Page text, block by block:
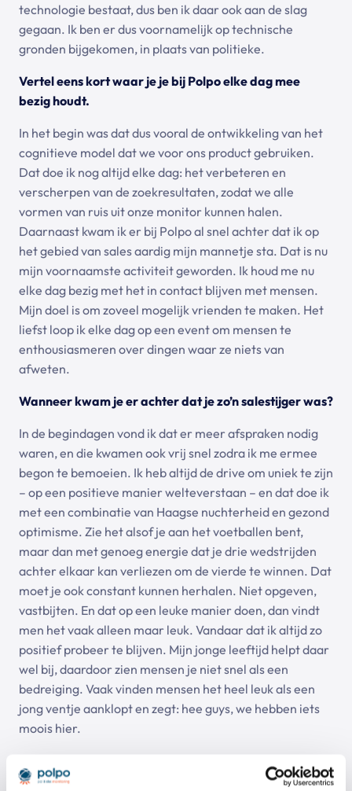
technologie bestaat, dus ben ik daar ook aan de slag
gegaan. Ik ben er dus voornamelijk op technische
gronden bijgekomen, in plaats van politieke.
Vertel eens kort waar je je bij Polpo elke dag mee
bezig houdt.
In het begin was dat dus vooral de ontwikkeling van het
cognitieve model dat we voor ons product gebruiken.
Dat doe ik nog altijd elke dag: het verbeteren en
verscherpen van de zoekresultaten, zodat we alle
vormen van ruis uit onze monitor kunnen halen.
Daarnaast kwam ik er bij Polpo al snel achter dat ik op
het gebied van sales aardig mijn mannetje sta. Dat is nu
mijn voornaamste activiteit geworden. Ik houd me nu
elke dag bezig met het in contact blijven met mensen.
Mijn doel is om zoveel mogelijk vrienden te maken. Het
liefst loop ik elke dag op een event om mensen te
enthousiasmeren over dingen waar ze niets van
afweten.
Wanneer kwam je er achter dat je zo’n salestijger was?
In de begindagen vond ik dat er meer afspraken nodig
waren, en die kwamen ook vrij snel zodra ik me ermee
begon te bemoeien. Ik heb altijd de drive om uniek te zijn
– op een positieve manier welteverstaan – en dat doe ik
met een combinatie van Haagse nuchterheid en gezond
optimisme. Zie het alsof je aan het voetballen bent,
maar dan met genoeg energie dat je drie wedstrijden
achter elkaar kan verliezen om de vierde te winnen. Dat
moet je ook constant kunnen herhalen. Niet opgeven,
vastbijten. En dat op een leuke manier doen, dan vindt
men het vaak alleen maar leuk. Vandaar dat ik altijd zo
positief probeer te blijven. Mijn jonge leeftijd helpt daar
wel bij, daardoor zien mensen je niet snel als een
bedreiging. Vaak vinden mensen het heel leuk als een
jong ventje aanklopt en zegt: hee guys, we hebben iets
moois hier.
nou het aller